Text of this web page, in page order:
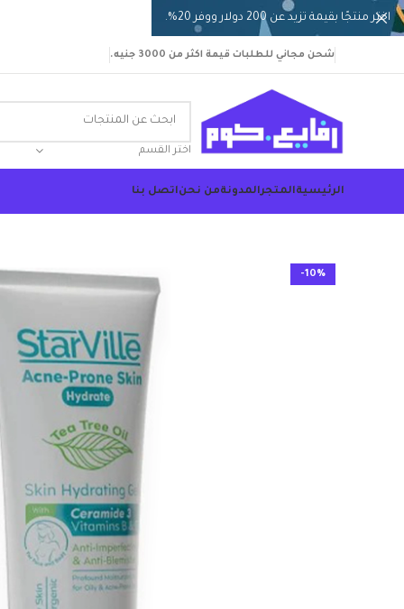
شحن مجاني للطلبات قيمة اكثر من 3000 جنيه.
اختر القسم
الرئيسيةالمتجرالمدونةمن نحناتصل بنا
-10%
اختر منتجًا بقيمة تزيد عن 200 دولار ووفر 20%.